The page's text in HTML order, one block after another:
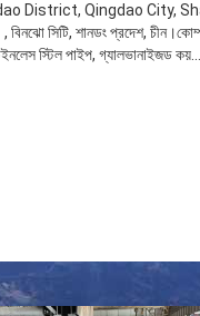
Qingdao City,
বিনঝো সিটি, শানডং প্রদেশ,
স্টিল পাইপ, গ্যালভানাইজড কয়...